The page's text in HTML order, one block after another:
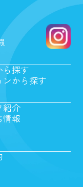
ら探す
ンから探す
紹介
情報